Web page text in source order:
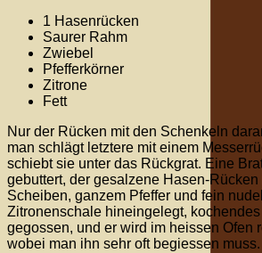
1 Hasenrücken
Saurer Rahm
Zwiebel
Pfefferkörner
Zitrone
Fett
Nur der Rücken mit den Schenkeln
man schlägt letztere mit einem
schiebt sie unter das Rückgrat. Eine
gebuttert, der gesalzene Hasen-
Scheiben, ganzem Pfeffer und fein
Zitronenschale hineingelegt,
gegossen, und er wird im heissen Ofen
wobei man ihn sehr oft begiessen muss.